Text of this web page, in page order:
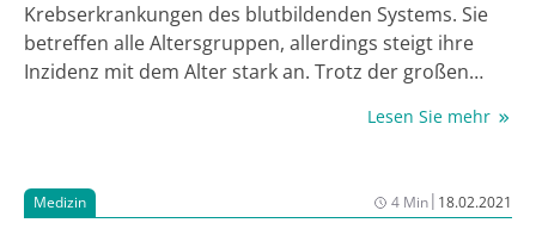
Krebserkrankungen des blutbildenden Systems. Sie
betreffen alle Altersgruppen, allerdings steigt ihre
Inzidenz mit dem Alter stark an. Trotz der großen
Überlebensrate – je nach Leukämieform – nur bei
Therapieansätzen geforscht. Dabei stehen
insbesondere Gene im Fokus, die das Wachstum von
Lesen Sie mehr
Medizin 4 Min| 18.02.2021